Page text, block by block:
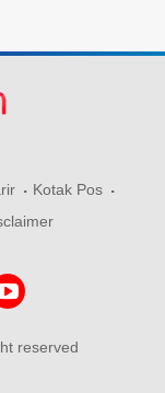
Kotak Pos
reserved